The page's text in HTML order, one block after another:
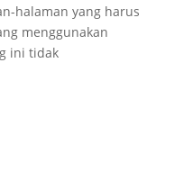
halaman yang harus
menggunakan
ini tidak